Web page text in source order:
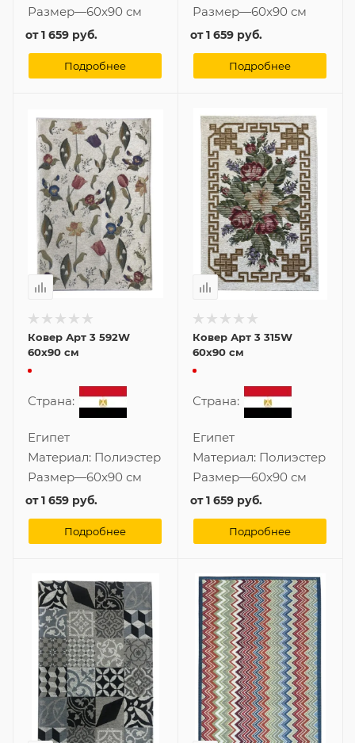
Размер—60x90 см
от1 659 руб.
Подробнее
Размер—60x90 см
от1 659 руб.
Подробнее
Ковер Арт 3 592W
60x90 см
Страна:
Египет
Материал: Полиэстер
Размер—60x90 см
от1 659 руб.
Подробнее
Ковер Арт 3 315W
60x90 см
Страна:
Египет
Материал: Полиэстер
Размер—60x90 см
от1 659 руб.
Подробнее